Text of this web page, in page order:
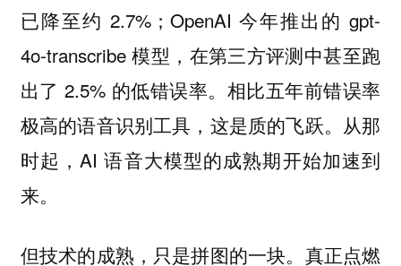
已降至约 2.7%；OpenAI 今年推出的 gpt-
4o-transcribe 模型，在第三方评测中甚至跑
出了 2.5% 的低错误率。相比五年前错误率
极高的语音识别工具，这是质的飞跃。从那
时起，AI 语音大模型的成熟期开始加速到
来。
但技术的成熟，只是拼图的一块。真正点燃